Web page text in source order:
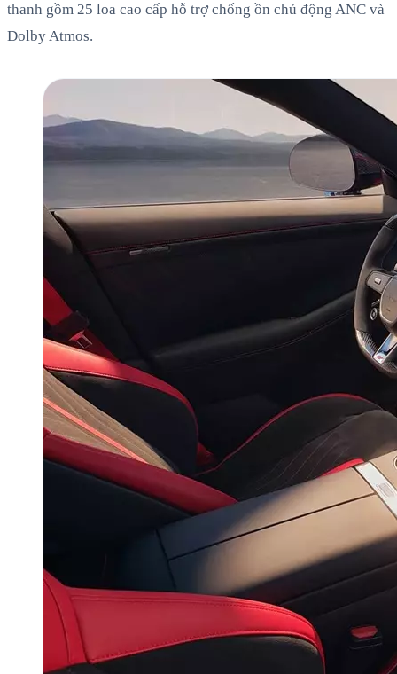
thanh gồm 25 loa cao cấp hỗ trợ chống ồn chủ động ANC và
Dolby Atmos.